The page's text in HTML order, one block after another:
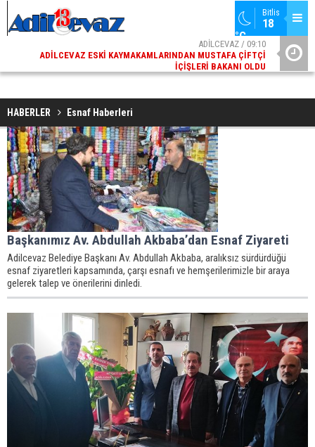
Bitlis
18
°C
ADİLCEVAZ / 09:10
ADILCEVAZ ESKI KAYMAKAMLARINDAN MUSTAFA ÇIFTÇI
İÇIŞLERI BAKANI OLDU
HABERLER Esnaf Haberleri
Başkanımız Av. Abdullah Akbaba’dan Esnaf Ziyareti
Adilcevaz Belediye Başkanı Av. Abdullah Akbaba, aralıksız sürdürdüğü
esnaf ziyaretleri kapsamında, çarşı esnafı ve hemşerilerimizle bir araya
gelerek talep ve önerilerini dinledi.